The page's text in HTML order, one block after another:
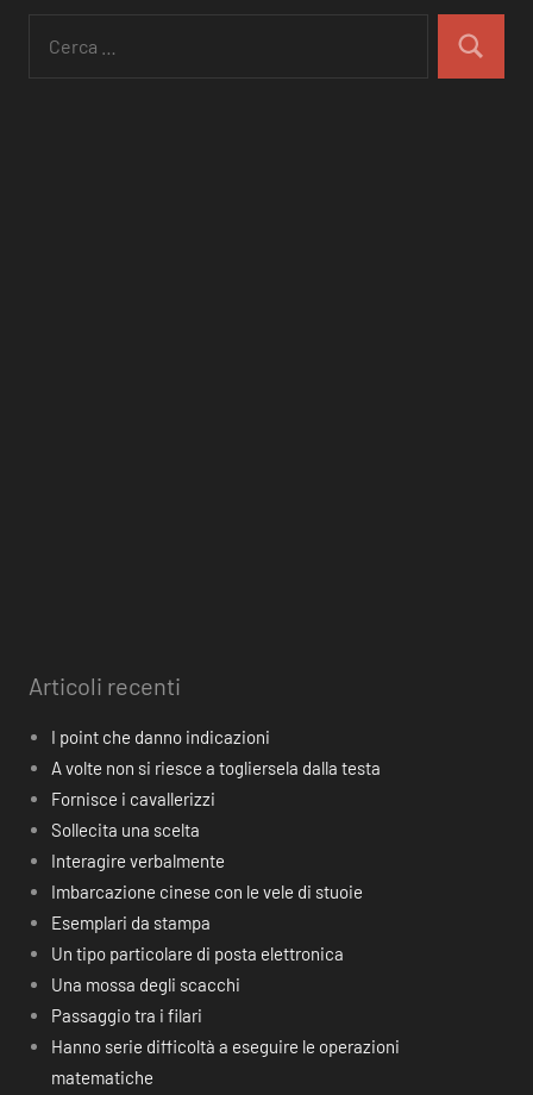
Articoli recenti
I point che danno indicazioni
A volte non si riesce a togliersela dalla testa
Fornisce i cavallerizzi
Sollecita una scelta
Interagire verbalmente
Imbarcazione cinese con le vele di stuoie
Esemplari da stampa
Un tipo particolare di posta elettronica
Una mossa degli scacchi
Passaggio tra i filari
Hanno serie difficoltà a eseguire le operazioni
matematiche